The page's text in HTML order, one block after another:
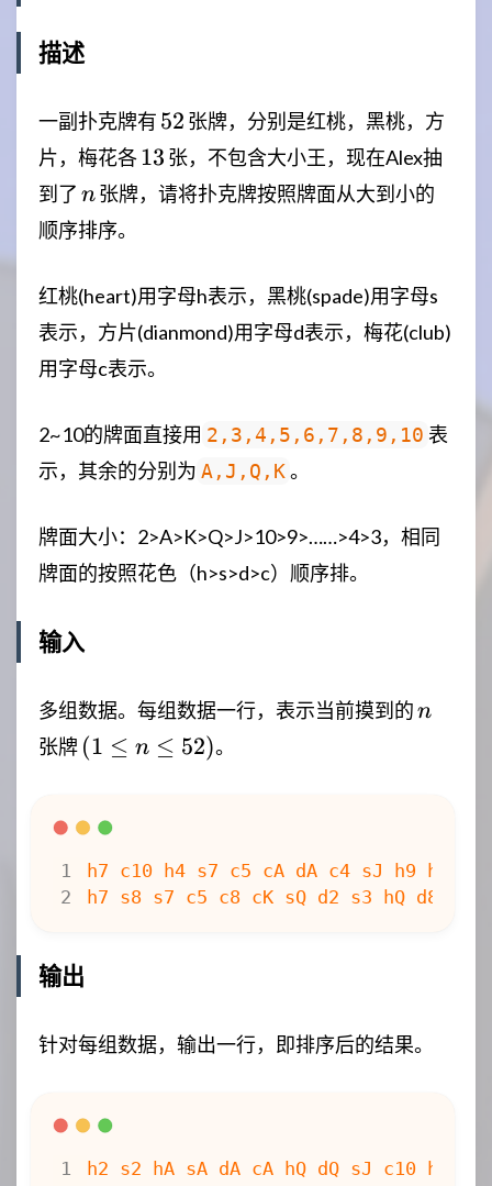
描述
一副扑克牌有 52
52 张牌，分别是红桃，黑桃，方
片，梅花各13
13 张，不包含大小王，现在Alex抽
到了 n
n张牌，请将扑克牌按照牌面从大到小的
顺序排序。
红桃(heart)用字母h表示，黑桃(spade)用字母s
表示，方片(dianmond)用字母d表示，梅花(club)
用字母c表示。
2~10的牌面直接用 2,3,4,5,6,7,8,9,10 表
示，其余的分别为 A,J,Q,K。
牌面大小：2>A>K>Q>J>10>9>……>4>3，相同
牌面的按照花色（h>s>d>c）顺序排。
输入
多组数据。每组数据一行，表示当前摸到的n
n
张牌 (1
\leq
52)
(1 ≤ n ≤ 52)。
输出
针对每组数据，输出一行，即排序后的结果。